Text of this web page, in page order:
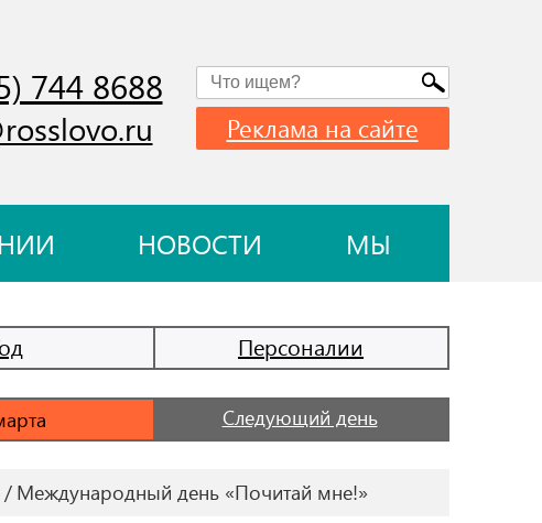
744 8688
Реклама на сайте
НОВОСТИ МЫ
Персоналии
Следующий день
Международный день «Почитай мне!»